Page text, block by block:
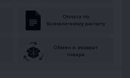
Оплата по
безналичному расчету
Обмен и возврат
товара